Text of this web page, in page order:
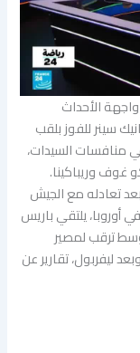
واجهة الأحداث
سينر للفوز بلقب
منافسات السيدات،
غوف وريباكينا.
بعد تعادله مع الجيش
أوروبا، يلتقي باريس
ترقب لمصير
ليفربول، تقارير عن